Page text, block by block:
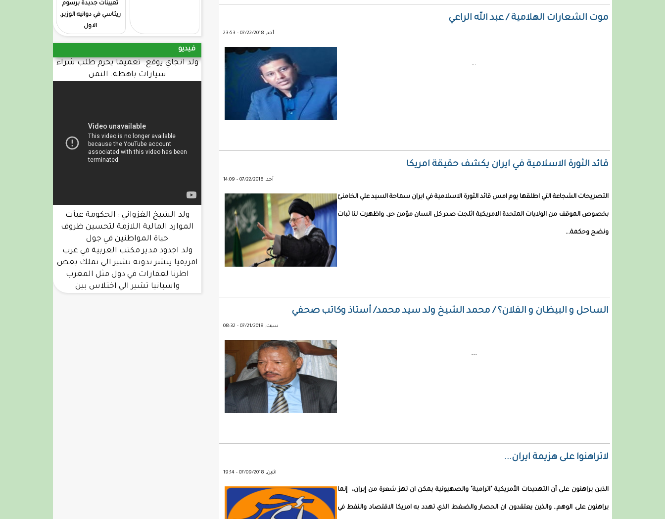
تعيينات جديدة برسوم
ريئاسي في دوانيه الوزير.
الاول
فيديو
ولد انجاي يوقع. تعميما يحرم طلب شراء
سيارات باهظة. الثمن
ولد الشيخ الغزواني : الحكومة عبأت
الموارد المالية اللازمة لتحسين ظروف
حياة المواطنين في جول
ولد اجدود مدير مكتب العربية في غرب
افريقيا ينشر تدونة تشير الي تملك بعض
اطرنا لعقارات في دول مثل المغرب
واسبانيا تشير الي اختلاس بين
موت الشعارات الهلامية / عبد الله الراعي
أحد, 07/22/2018 - 23:53
...
قائد الثورة الاسلامية في ايران يكشف حقيقة امريكا
أحد, 07/22/2018 - 14:09
التصريحات الشجاعة التي اطلقها يوم امس قائد الثورة الاسلامية في ايران سماحة السيد علي الخامنئ
بخصوص الموقف من الولايات المتحدة الامريكية اثلجت صدر كل انسان مؤمن حر.. واظهرت لنا ثبات
ونضج وحكمة...
الساحل و البيظان و الفلان؟ / محمد الشيخ ولد سيد محمد/ أستاذ وكاتب صحفي
سبت, 07/21/2018 - 08:32
...
لاتراهنوا على هزيمة ايران...
اثنين, 07/09/2018 - 19:14
الذين يراهنون على أن التهديدات الأمريكية "اترامية" والصهيونية يمكن ان تهز شعرة من إيران، إنما
يراهنون على الوهم.. والذين يعتقدون ان الحصار والضغط الذي تهدد به امريكا الاقتصاد والنفط في